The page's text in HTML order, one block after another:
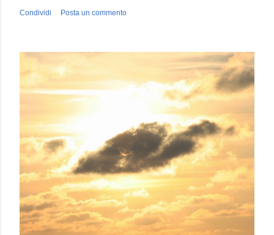
Condividi Posta un commento